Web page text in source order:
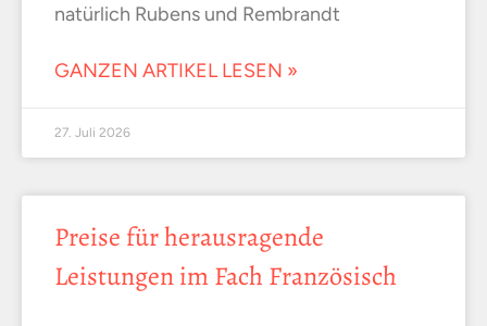
natürlich Rubens und Rembrandt
GANZEN ARTIKEL LESEN »
27. Juli 2026
Preise für herausragende
Leistungen im Fach Französisch